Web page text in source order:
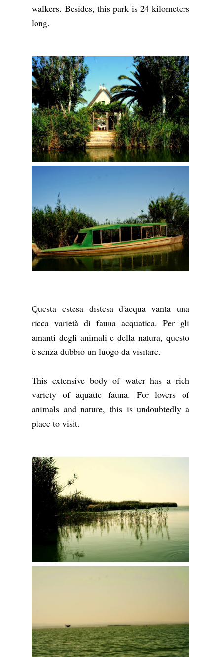
walkers. Besides, this park is 24 kilometers
long.
Questa estesa distesa d'acqua vanta una
ricca varietà di fauna acquatica. Per gli
amanti degli animali e della natura, questo
è senza dubbio un luogo da visitare.
This extensive body of water has a rich
variety of aquatic fauna. For lovers of
animals and nature, this is undoubtedly a
place to visit.